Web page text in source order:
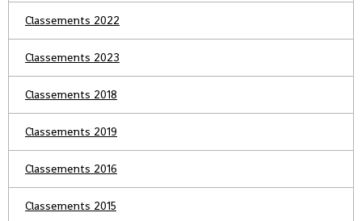
Classements 2022
Classements 2023
Classements 2018
Classements 2019
Classements 2016
Classements 2015